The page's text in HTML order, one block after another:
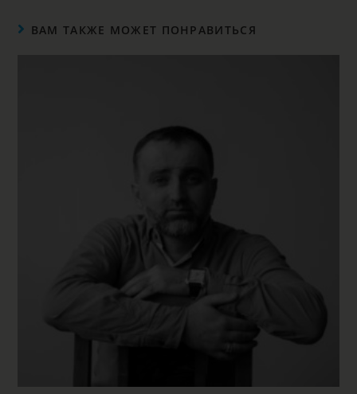
ВАМ ТАКЖЕ МОЖЕТ ПОНРАВИТЬСЯ